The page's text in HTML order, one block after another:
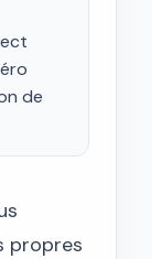
de
propres